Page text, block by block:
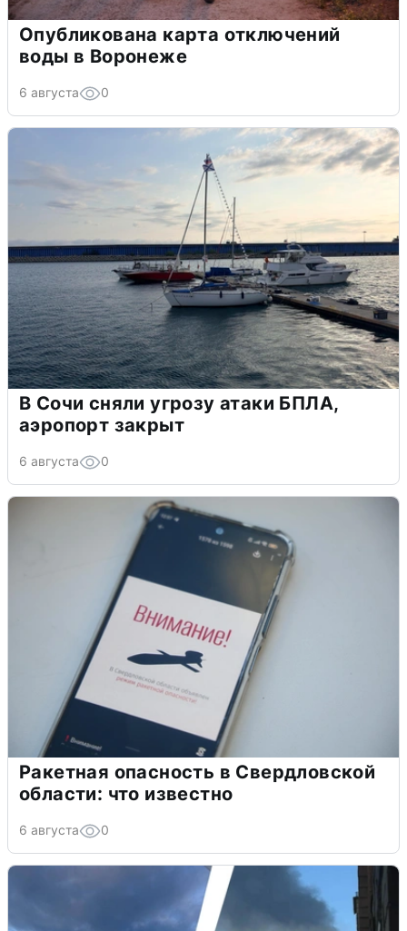
Опубликована карта отключений
воды в Воронеже
6 августа 0
В Сочи сняли угрозу атаки БПЛА,
аэропорт закрыт
6 августа 0
Ракетная опасность в Свердловской
области: что известно
6 августа 0